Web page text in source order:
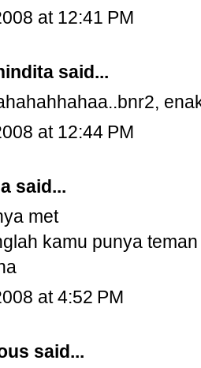
at 12:41 PM
said...
at 12:44 PM
said...
met
kamu punya
at 4:52 PM
said...